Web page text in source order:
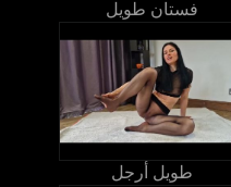
فستان طويل
طويل أرجل